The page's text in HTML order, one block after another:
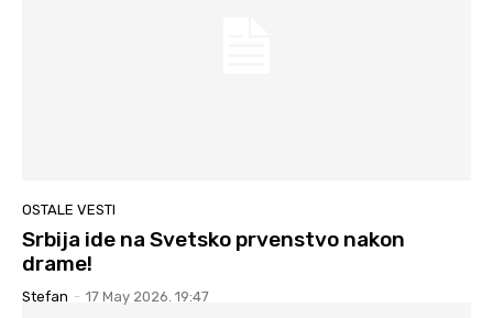
OSTALE VESTI
Srbija ide na Svetsko prvenstvo nakon
drame!
Stefan - 17 May 2026. 19:47